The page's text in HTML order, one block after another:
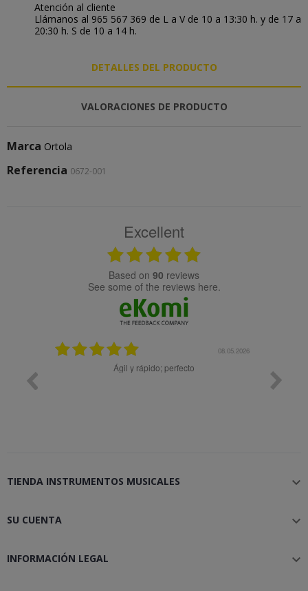
Atención al cliente
Llámanos al 965 567 369 de L a V de 10 a 13:30 h. y de 17 a
20:30 h. S de 10 a 14 h.
DETALLES DEL PRODUCTO
VALORACIONES DE PRODUCTO
Marca Ortola
Referencia 0672-001
Excellent
based on 90 reviews
see some of the reviews here.
08.05.2026
Muy bien
TIENDA INSTRUMENTOS MUSICALES 
SU CUENTA 
INFORMACIÓN LEGAL 